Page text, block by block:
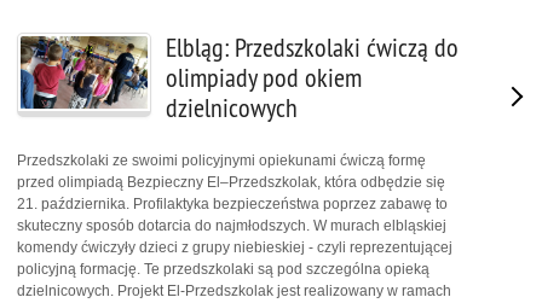
Elbląg: Przedszkolaki ćwiczą do
olimpiady pod okiem
dzielnicowych
Przedszkolaki ze swoimi policyjnymi opiekunami ćwiczą formę
przed olimpiadą Bezpieczny El–Przedszkolak, która odbędzie się
21. października. Profilaktyka bezpieczeństwa poprzez zabawę to
skuteczny sposób dotarcia do najmłodszych. W murach elbląskiej
komendy ćwiczyły dzieci z grupy niebieskiej - czyli reprezentującej
policyjną formację. Te przedszkolaki są pod szczególna opieką
dzielnicowych. Projekt El-Przedszkolak jest realizowany w ramach